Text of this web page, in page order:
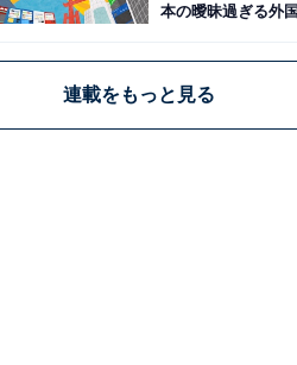
本の曖昧過ぎる外
連載をもっと見る